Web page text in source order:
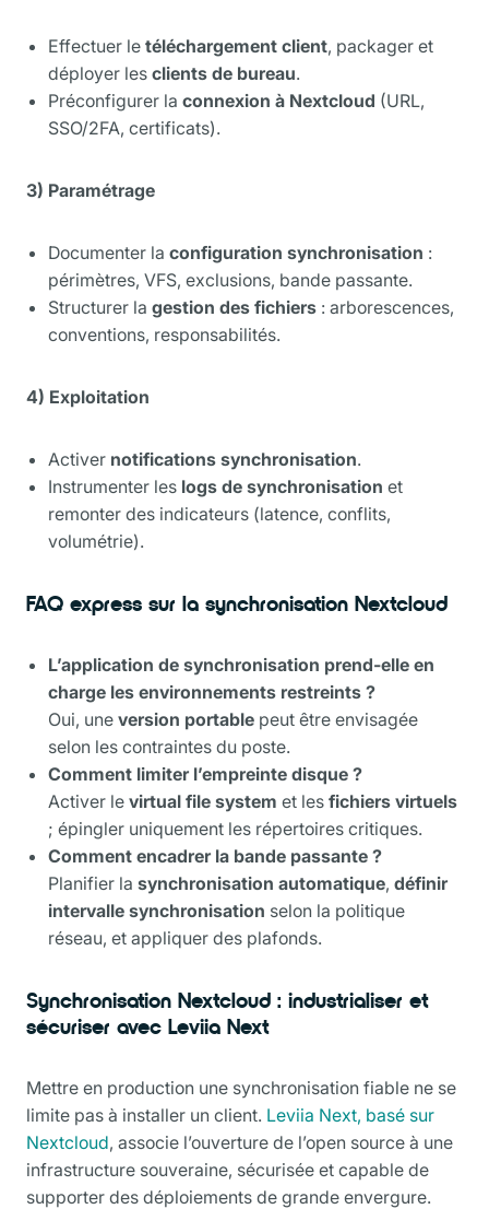
Effectuer le téléchargement client, packager et
déployer les clients de bureau.
Préconfigurer la connexion à Nextcloud (URL,
SSO/2FA, certificats).
3) Paramétrage
Documenter la configuration synchronisation :
périmètres, VFS, exclusions, bande passante.
Structurer la gestion des fichiers : arborescences,
conventions, responsabilités.
4) Exploitation
Activer notifications synchronisation.
Instrumenter les logs de synchronisation et
remonter des indicateurs (latence, conflits,
volumétrie).
FAQ express sur la synchronisation Nextcloud
L’application de synchronisation prend-elle en
charge les environnements restreints ?
Oui, une version portable peut être envisagée
selon les contraintes du poste.
Comment limiter l’empreinte disque ?
Activer le virtual file system et les fichiers virtuels
; épingler uniquement les répertoires critiques.
Comment encadrer la bande passante ?
Planifier la synchronisation automatique, définir
intervalle synchronisation selon la politique
réseau, et appliquer des plafonds.
Synchronisation Nextcloud : industrialiser et
sécuriser avec Leviia Next
Mettre en production une synchronisation fiable ne se
limite pas à installer un client. Leviia Next, basé sur
Nextcloud, associe l’ouverture de l’open source à une
infrastructure souveraine, sécurisée et capable de
supporter des déploiements de grande envergure.